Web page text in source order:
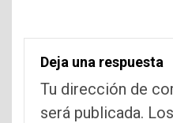
Deja una respuesta
Tu dirección de
será publicada.